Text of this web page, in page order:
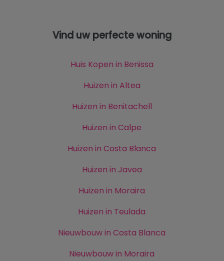
Vind uw perfecte woning
Huis Kopen in Benissa
Huizen in Altea
Huizen in Benitachell
Huizen in Calpe
Huizen in Costa Blanca
Huizen in Javea
Huizen in Moraira
Huizen in Teulada
Nieuwbouw in Costa Blanca
Nieuwbouw in Moraira